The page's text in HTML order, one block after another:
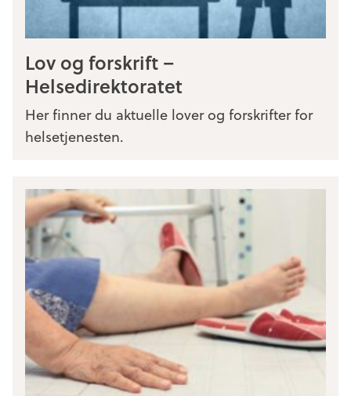
Lov og forskrift –
Helsedirektoratet
Her finner du aktuelle lover og forskrifter for
helsetjenesten.